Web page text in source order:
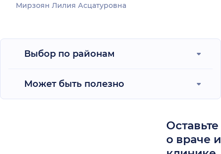
Мирзоян Лилия Асцатуровна
Выбор по районам
Может быть полезно
о враче